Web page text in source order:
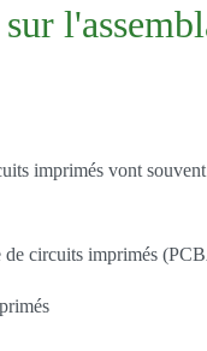
imprimés vont
circuits imprimés